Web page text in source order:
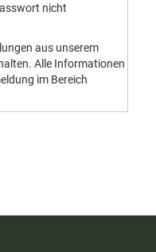
nicht
aus unserem
Alle Informationen
im Bereich